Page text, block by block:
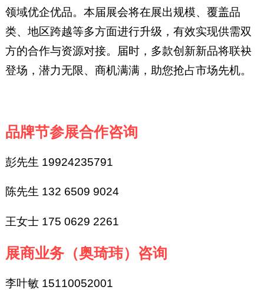
领域优企优品。本届展会将在展出规模、覆盖品
类、地区跨越等多方面进行升级，有效实现供需双
方的合作与资源对接。届时，多款创新新品将联袂
登场，潜力无限、商机满满，助您抢占市场先机。
品牌节参展合作咨询
彭先生 19924235791
陈先生 132 6509 9024
王女士 175 0629 2261
展商业务（奥琦玮）咨询
李叶敏 15110052001